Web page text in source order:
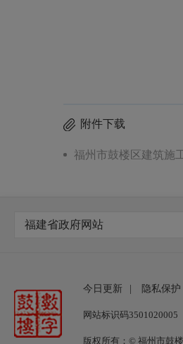
附件下载
福州市鼓楼区建筑施
福建省政府网站
今日更新 隐私保护
网站标识码3501020005
版权所有：© 福州市鼓